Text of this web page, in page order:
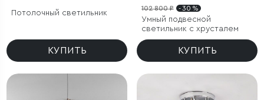
Потолочный светильник
КУПИТЬ
102 800 ₽ - 30 %
Умный подвесной
светильник с хрусталем
КУПИТЬ